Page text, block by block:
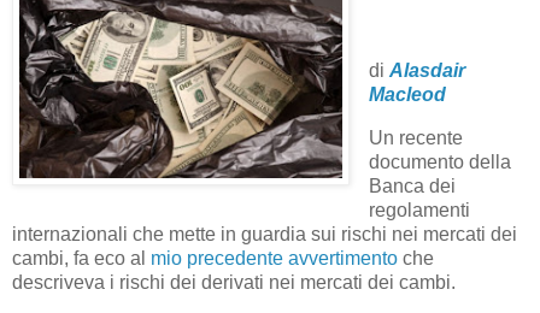
di Alasdair
Macleod
Un recente
documento della
Banca dei
regolamenti
internazionali che mette in guardia sui rischi nei mercati dei
cambi, fa eco al mio precedente avvertimento che
descriveva i rischi dei derivati nei mercati dei cambi.